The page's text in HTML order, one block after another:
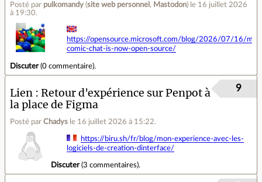
Posté par pulkomandy (site web personnel , Mastodon) le 16 juillet 2026
à 19:30.
https://opensource.microsoft.com/blog/2026/07/16/
comic-chat-is-now-open-source/
Discuter(0 commentaire).
Lien
Retour d'expérience sur Penpot à
la place de Figma
Posté par Chadys le 16 juillet 2026 à 15:22.
9
https://biru.sh/fr/blog/mon-experience-avec-les-
logiciels-de-creation-dinterface/
Discuter(3 commentaires).